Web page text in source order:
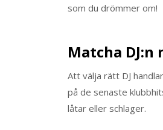
som du drömmer om!
Matcha DJ:n
Att välja rätt DJ
på de senaste
låtar eller schlager.